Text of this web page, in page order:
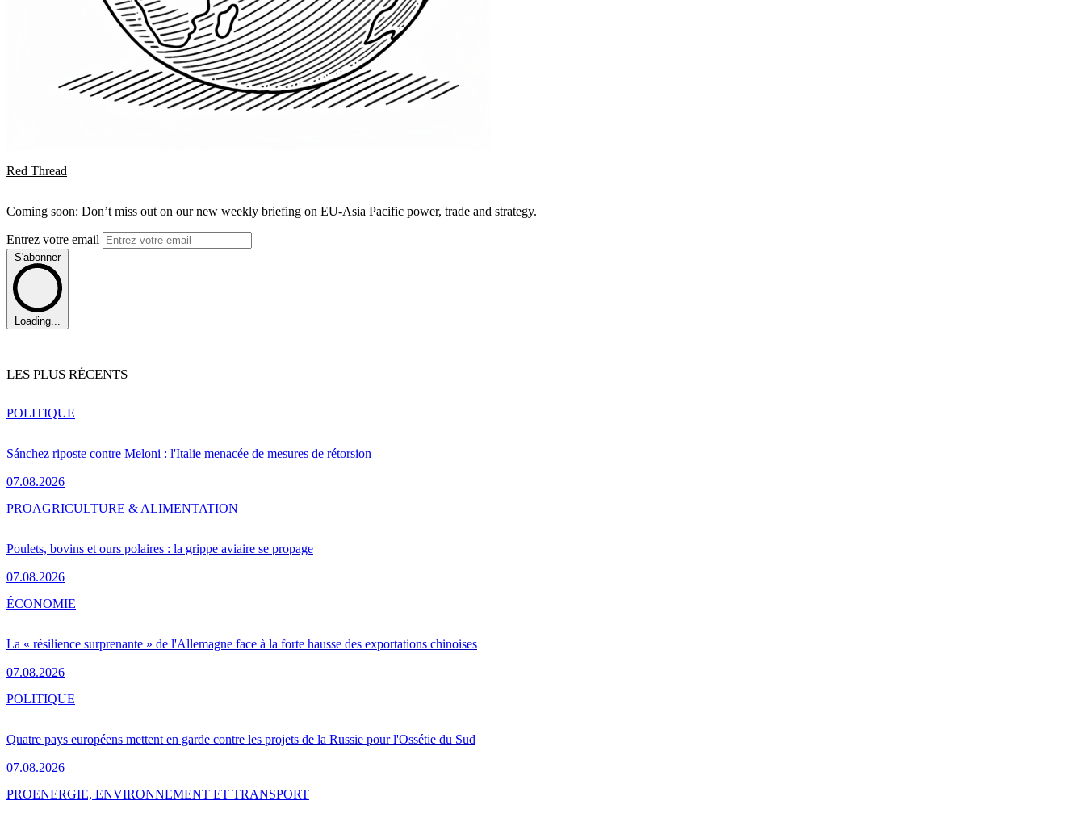
Red Thread
Coming soon: Don’t miss out on our new weekly briefing on EU-Asia Pacific power, trade and strategy.
Entrez votre email
S'abonner
Loading...
LES PLUS RÉCENTS
Sánchez riposte contre Meloni : l'Italie menacée de mesures de rétorsion
07.08.2026
POLITIQUE
Poulets, bovins et ours polaires : la grippe aviaire se propage
07.08.2026
PROAGRICULTURE & ALIMENTATION
La « résilience surprenante » de l'Allemagne face à la forte hausse des exportations chinoises
07.08.2026
ÉCONOMIE
Quatre pays européens mettent en garde contre les projets de la Russie pour l'Ossétie du Sud
07.08.2026
POLITIQUE
PROENERGIE, ENVIRONNEMENT ET TRANSPORT